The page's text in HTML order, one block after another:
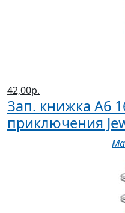
42,00р.
Зап. книжка А6
приключения